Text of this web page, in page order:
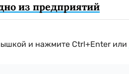
из предприятий
и нажмите Ctrl+Enter или